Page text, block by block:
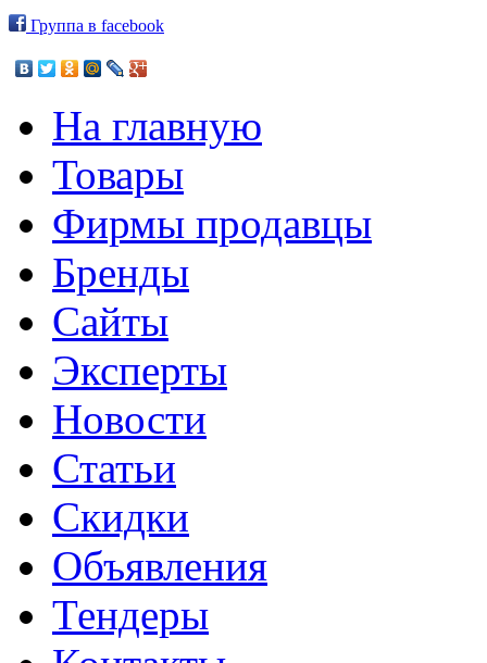
Группа в facebook
На главную
Товары
Фирмы продавцы
Бренды
Сайты
Эксперты
Новости
Статьи
Скидки
Объявления
Тендеры